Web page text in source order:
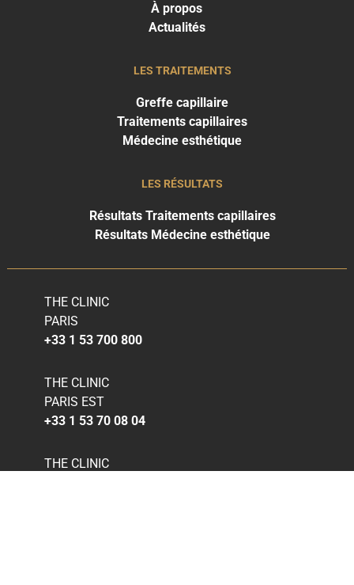
À propos
Actualités
LES TRAITEMENTS
Greffe capillaire
Traitements capillaires
Médecine esthétique
LES RÉSULTATS
Résultats Traitements capillaires
Résultats Médecine esthétique
THE CLINIC
PARIS
+33 1 53 700 800
THE CLINIC
PARIS EST
+33 1 53 70 08 04
THE CLINIC